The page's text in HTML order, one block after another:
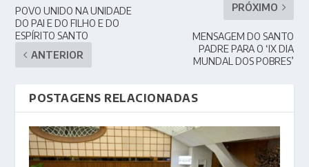
POVO UNIDO NA UNIDADE
DO PAI E DO FILHO E DO
ESPÍRITO SANTO
ANTERIOR
PRÓXIMO
MENSAGEM DO SANTO
PADRE PARA O ‘IX DIA
MUNDAL DOS POBRES’
POSTAGENS RELACIONADAS